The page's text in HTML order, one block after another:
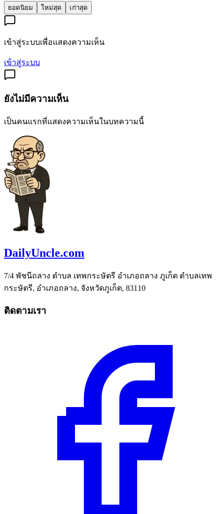
ยอดนิยม ใหม่สุด เก่าสุด
เข้าสู่ระบบเพื่อแสดงความเห็น
เข้าสู่ระบบ
ยังไม่มีความเห็น
เป็นคนแรกที่แสดงความเห็นในบทความนี้
DailyUncle.com
7/4 พัชนีถลาง ตำบล เทพกระษัตรี อำเภอถลาง ภูเก็ต ตำบลเทพ
กระษัตรี, อำเภอถลาง, จังหวัดภูเก็ต, 83110
ติดตามเรา